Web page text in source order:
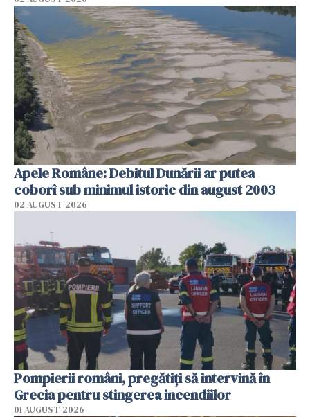
Apele Române: Debitul Dunării ar putea
coborî sub minimul istoric din august 2003
02 AUGUST 2026
Pompierii români, pregătiţi să intervină în
Grecia pentru stingerea incendiilor
01 AUGUST 2026